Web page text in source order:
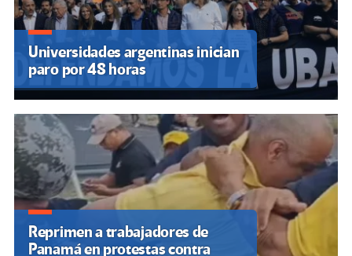
Universidades argentinas inician
paro por 48 horas
Reprimen a trabajadores de
Panamá en protestas contra